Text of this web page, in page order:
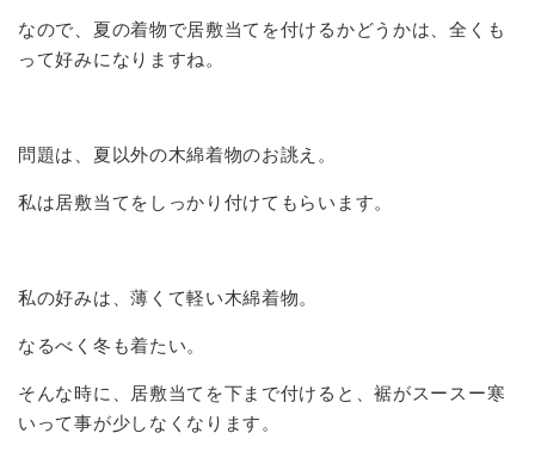
なので、夏の着物で居敷当てを付けるかどうかは、全くも
って好みになりますね。
問題は、夏以外の木綿着物のお誂え。
私は居敷当てをしっかり付けてもらいます。
私の好みは、薄くて軽い木綿着物。
なるべく冬も着たい。
そんな時に、居敷当てを下まで付けると、裾がスースー寒
いって事が少しなくなります。